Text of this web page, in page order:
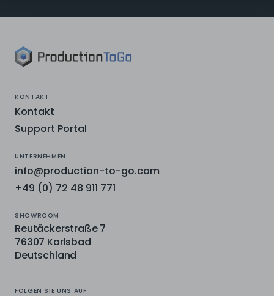
KONTAKT
Kontakt
Support Portal
UNTERNEHMEN
info@production-to-go.com
+49 (0) 72 48 911 771
SHOWROOM
Reutäckerstraße 7
76307 Karlsbad
Deutschland
FOLGEN SIE UNS AUF